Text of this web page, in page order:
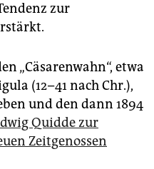
zur
„Cäsarenwahn“, etwa
(12–41 nach Chr.),
und den dann 1894
Quidde zur
Zeitgenossen